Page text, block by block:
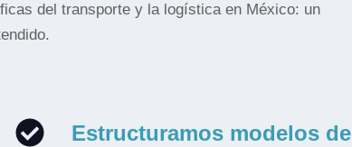
del transporte y la logística en México: un
Estructuramos modelos de